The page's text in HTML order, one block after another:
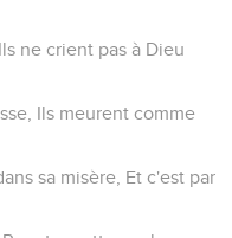
ne crient pas à Dieu
Ils meurent comme
sa misère, Et c'est par